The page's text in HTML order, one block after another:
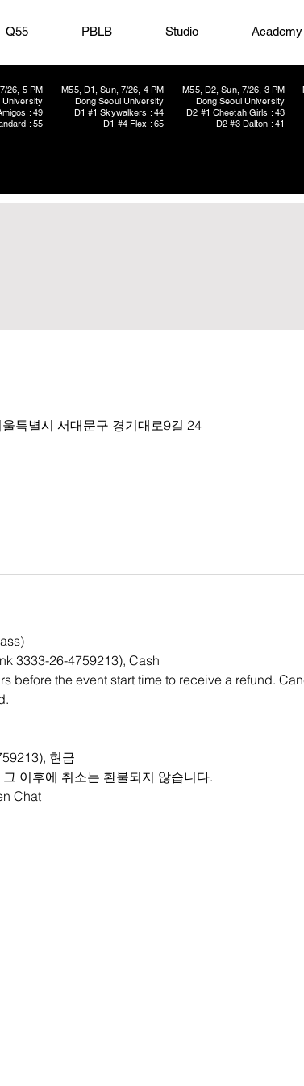
Q55 PBLB Studio Academy
26, 5 PM
University
: 49
: 55
M55, D1, Sun, 7/26, 4 PM
Dong Seoul University
D1 #1 Skywalkers : 44
D1 #4 Flex : 65
M55, D2, Sun, 7/26, 3 PM
Dong Seoul University
D2 #1 Cheetah Girls : 43
D2 #3 Dalton : 41
특별시 서대문구 경기대로9길 24
3333-26-4759213), Cash
before the event start time to receive a refund.
현금
이후에 취소는 환불되지 않습니다.
Chat